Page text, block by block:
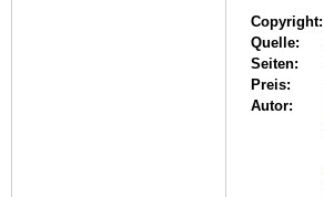
Copyright:
Quelle:
Seiten:
Preis:
Autor: